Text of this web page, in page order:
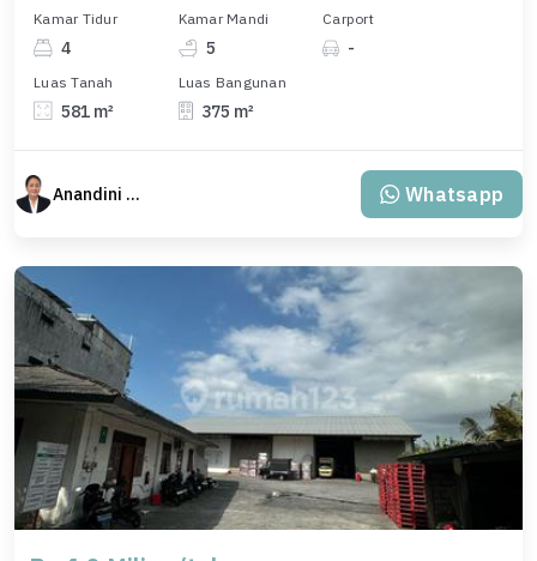
Kamar Tidur
4
Kamar Mandi
5
Carport
-
Luas Tanah
581 m²
Luas Bangunan
375 m²
Anandini Property Whatsapp